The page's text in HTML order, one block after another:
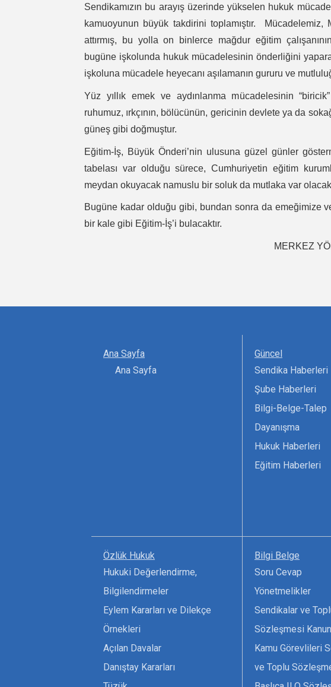
Sendikamızın bu arayış üzerinde yükselen hukuk
kamuoyunun büyük takdirini toplamıştır. Mücadelemiz,
attırmış, bu yolla on binlerce mağdur eğitim
bugüne işkolunda hukuk mücadelesinin önderliğini
işkoluna mücadele heyecanı aşılamanın gururu ve
Yüz yıllık emek ve aydınlanma mücadelesinin
ruhumuz, ırkçının, bölücünün, gericinin devlete ya da
güneş gibi doğmuştur.
Eğitim-İş, Büyük Önderi’nin ulusuna güzel günler
tabelası var olduğu sürece, Cumhuriyetin eğitim
meydan okuyacak namuslu bir soluk da mutlaka var
Bugüne kadar olduğu gibi, bundan sonra da emeğimize
bir kale gibi Eğitim-İş’i bulacaktır.
MERKEZ YÖNETİM
Ana Sayfa
Ana Sayfa
Güncel
Sendika Haberleri
Şube Haberleri
Bilgi-Belge-Talep
Dayanışma
Hukuk Haberleri
Eğitim Haberleri
Özlük Hukuk
Hukuki Değerlendirme,
Bilgilendirmeler
Eylem Kararları ve Dilekçe
Örnekleri
Açılan Davalar
Danıştay Kararları
Bilgi Belge
Soru Cevap
Yönetmelikler
Sendikalar ve
Sözleşmesi
Kamu Görevlileri
ve Toplu